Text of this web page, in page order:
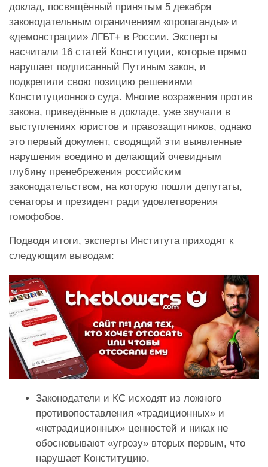
доклад, посвящённый принятым 5 декабря
законодательным ограничениям «пропаганды» и
«демонстрации» ЛГБТ+ в России. Эксперты
насчитали 16 статей Конституции, которые прямо
нарушает подписанный Путиным закон, и
подкрепили свою позицию решениями
Конституционного суда. Многие возражения против
закона, приведённые в докладе, уже звучали в
выступлениях юристов и правозащитников, однако
это первый документ, сводящий эти выявленные
нарушения воедино и делающий очевидным
глубину пренебрежения российским
законодательством, на которую пошли депутаты,
сенаторы и президент ради удовлетворения
гомофобов.
Подводя итоги, эксперты Института приходят к
следующим выводам:
Законодатели и КС исходят из ложного
противопоставления «традиционных» и
«нетрадиционных» ценностей и никак не
обосновывают «угрозу» вторых первым, что
нарушает Конституцию.